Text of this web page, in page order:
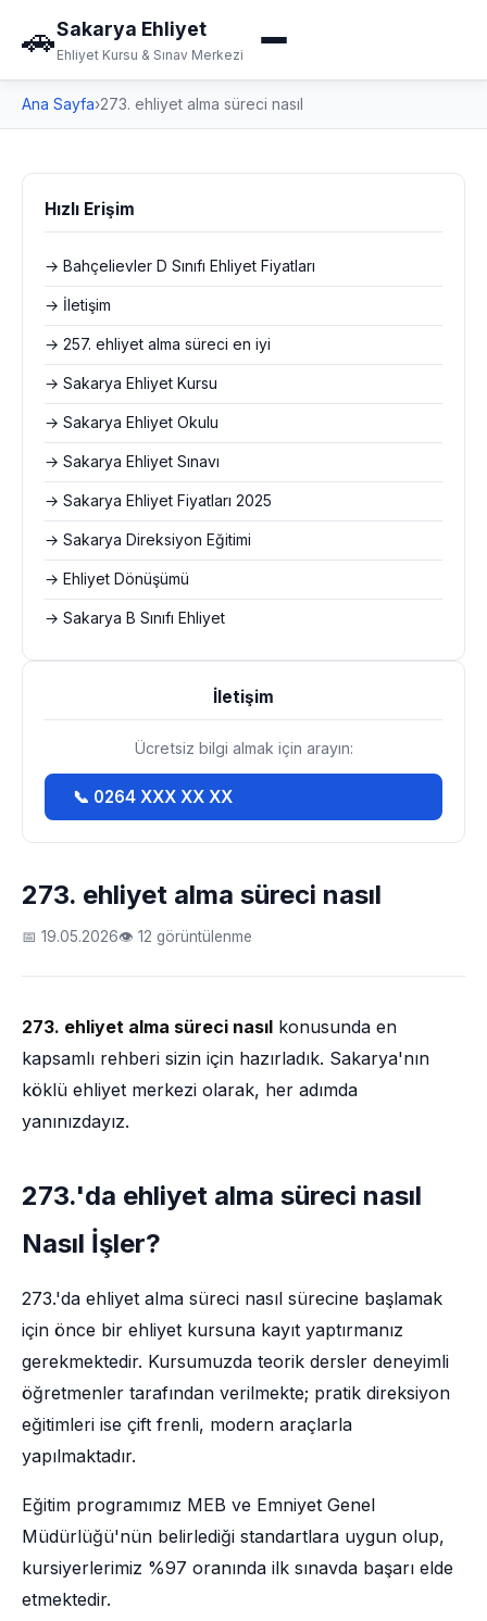
🚗Sakarya Ehliyet
Ehliyet Kursu & Sınav Merkezi
Ana Sayfa›273. ehliyet alma süreci nasıl
273. ehliyet alma süreci nasıl
📅 19.05.2026👁 12 görüntülenme
273. ehliyet alma süreci nasıl konusunda en
kapsamlı rehberi sizin için hazırladık. Sakarya'nın
köklü ehliyet merkezi olarak, her adımda
yanınızdayız.
273.'da ehliyet alma süreci nasıl
Nasıl İşler?
273.'da ehliyet alma süreci nasıl sürecine başlamak
için önce bir ehliyet kursuna kayıt yaptırmanız
gerekmektedir. Kursumuzda teorik dersler deneyimli
öğretmenler tarafından verilmekte; pratik direksiyon
eğitimleri ise çift frenli, modern araçlarla
yapılmaktadır.
Eğitim programımız MEB ve Emniyet Genel
Müdürlüğü'nün belirlediği standartlara uygun olup,
kursiyerlerimiz %97 oranında ilk sınavda başarı elde
etmektedir.
Hızlı Erişim
→ Bahçelievler D Sınıfı Ehliyet Fiyatları
→ İletişim
→ 257. ehliyet alma süreci en iyi
→ Sakarya Ehliyet Kursu
→ Sakarya Ehliyet Okulu
→ Sakarya Ehliyet Sınavı
→ Sakarya Ehliyet Fiyatları 2025
→ Sakarya Direksiyon Eğitimi
→ Ehliyet Dönüşümü
→ Sakarya B Sınıfı Ehliyet
İletişim
Ücretsiz bilgi almak için arayın:
📞 0264 XXX XX XX